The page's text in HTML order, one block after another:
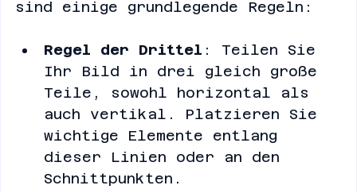
für die Wirkung Ihrer Fotos. Hier
Regel der Drittel
: Teilen Sie
Ihr Bild in drei gleich große
Teile, sowohl horizontal als
auch vertikal. Platzieren Sie
wichtige Elemente entlang
dieser Linien oder an den